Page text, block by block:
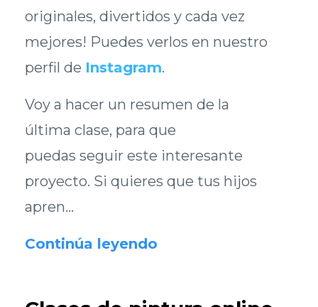
originales, divertidos y cada vez
mejores! Puedes verlos en nuestro
perfil de Instagram.
Voy a hacer un resumen de la
última clase, para que
puedas seguir este interesante
proyecto. Si quieres que tus hijos
apren...
Continúa leyendo